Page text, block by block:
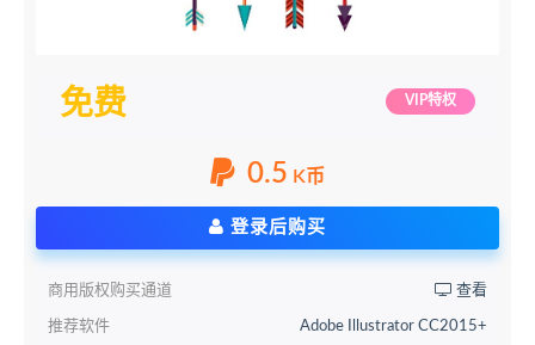
免费 VIP特权
0.5 K币
登录后购买
商用版权购买通道 查看
推荐软件 Adobe Illustrator CC2015+